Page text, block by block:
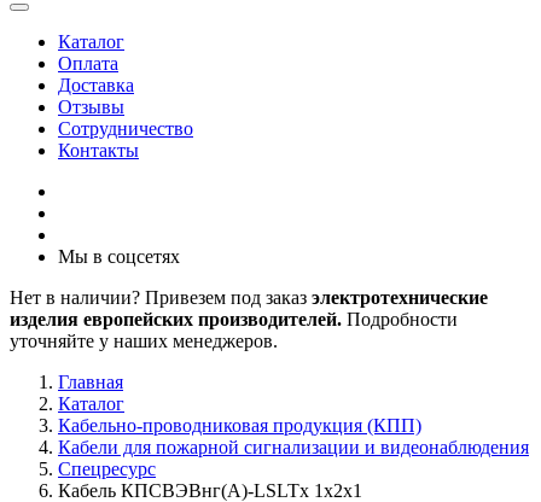
Каталог
Оплата
Доставка
Отзывы
Сотрудничество
Контакты
Мы в соцсетях
Нет в наличии? Привезем под заказ электротехнические
изделия европейских производителей. Подробности
уточняйте у наших менеджеров.
Главная
Каталог
Кабельно-проводниковая продукция (КПП)
Кабели для пожарной сигнализации и видеонаблюдения
Спецресурс
Кабель КПСВЭВнг(A)-LSLTx 1x2x1